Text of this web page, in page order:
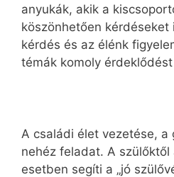
anyukák, akik a
köszönhetően
kérdés és az élénk
témák komoly
A családi élet vezetése, a
nehéz feladat. A
esetben segíti a „jó